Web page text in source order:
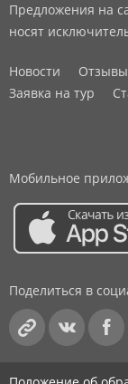
Предложения на
носят
Новости Отзывы
Заявка на тур
Мобильное
Поделиться в